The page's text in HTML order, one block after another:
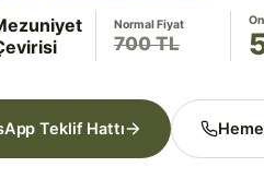
Normal Fiyat
700 TL
Teklif Hattı